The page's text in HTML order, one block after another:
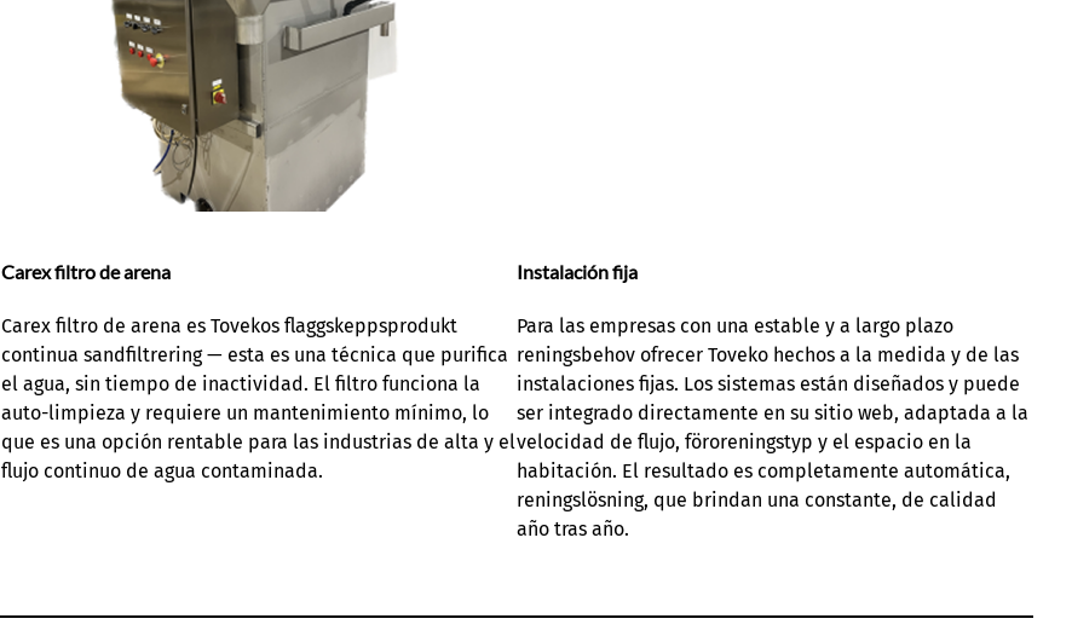
Carex filtro de arena
Carex filtro de arena es Tovekos flaggskeppsprodukt
continua sandfiltrering — esta es una técnica que purifica
el agua, sin tiempo de inactividad. El filtro funciona la
auto-limpieza y requiere un mantenimiento mínimo, lo
que es una opción rentable para las industrias de alta y el
flujo continuo de agua contaminada.
Instalación fija
Para las empresas con una estable y a largo plazo
reningsbehov ofrecer Toveko hechos a la medida y de las
instalaciones fijas. Los sistemas están diseñados y puede
ser integrado directamente en su sitio web, adaptada a la
velocidad de flujo, föroreningstyp y el espacio en la
habitación. El resultado es completamente automática,
reningslösning, que brindan una constante, de calidad
año tras año.